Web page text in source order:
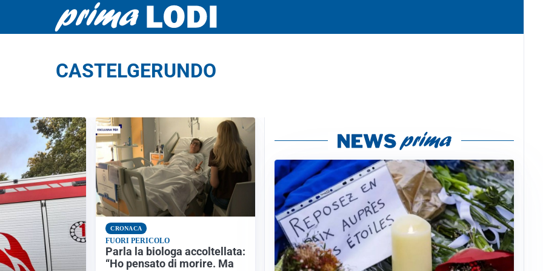
CASTELGERUNDO
CRONACA
FUORI PERICOLO
Parla la biologa accoltellata:
“Ho pensato di morire. Ma